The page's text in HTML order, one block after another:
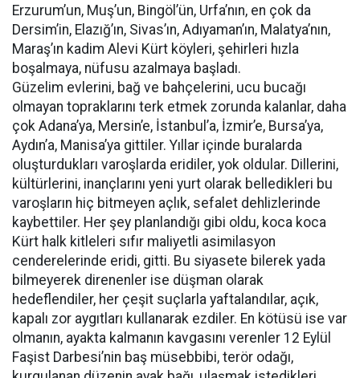
Erzurum’un, Muş’un, Bingöl’ün, Urfa’nın, en çok da
Dersim’in, Elazığ’ın, Sivas’ın, Adıyaman’ın, Malatya’nın,
Maraş’ın kadim Alevi Kürt köyleri, şehirleri hızla
boşalmaya, nüfusu azalmaya başladı.
Güzelim evlerini, bağ ve bahçelerini, ucu bucağı
olmayan topraklarını terk etmek zorunda kalanlar, daha
çok Adana’ya, Mersin’e, İstanbul’a, İzmir’e, Bursa’ya,
Aydın’a, Manisa’ya gittiler. Yıllar içinde buralarda
oluşturdukları varoşlarda eridiler, yok oldular. Dillerini,
kültürlerini, inançlarını yeni yurt olarak belledikleri bu
varoşların hiç bitmeyen açlık, sefalet dehlizlerinde
kaybettiler. Her şey planlandığı gibi oldu, koca koca
Kürt halk kitleleri sıfır maliyetli asimilasyon
cenderelerinde eridi, gitti. Bu siyasete bilerek yada
bilmeyerek direnenler ise düşman olarak
hedeflendiler, her çeşit suçlarla yaftalandılar, açık,
kapalı zor aygıtları kullanarak ezdiler. En kötüsü ise var
olmanın, ayakta kalmanın kavgasını verenler 12 Eylül
Faşist Darbesi’nin baş müsebbibi, terör odağı,